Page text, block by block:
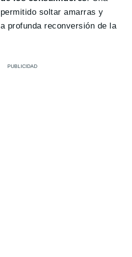
soltar amarras y
profunda reconversión de la